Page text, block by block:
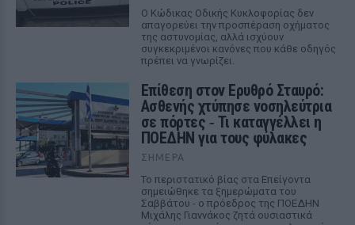
Ο Κώδικας Οδικής Κυκλοφορίας δεν
απαγορεύει την προσπέραση οχήματος
της αστυνομίας, αλλά ισχύουν
συγκεκριμένοι κανόνες που κάθε οδηγός
πρέπει να γνωρίζει.
Επίθεση στον Ερυθρό Σταυρό:
Ασθενής χτύπησε νοσηλεύτρια
σε πόρτες ‑ Τι καταγγέλλει η
ΠΟΕΔΗΝ για τους φύλακες
ΣΉΜΕΡΑ
Το περιστατικό βίας στα Επείγοντα
σημειώθηκε τα ξημερώματα του
Σαββάτου - ο πρόεδρος της ΠΟΕΔΗΝ
Μιχάλης Γιαννάκος ζητά ουσιαστικά